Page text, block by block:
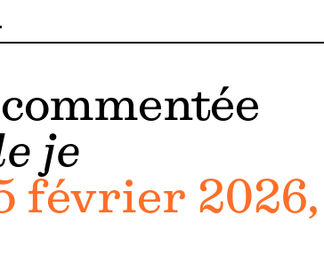
je
février 2026,